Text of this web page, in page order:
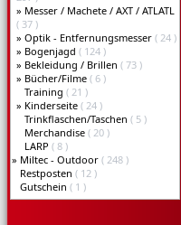
» Messer / Machete / AXT / ATLATL
( 37 )
» Optik - Entfernungsmesser ( 24 )
» Bogenjagd ( 124 )
» Bekleidung / Brillen ( 73 )
» Bücher/Filme ( 6 )
Training ( 21 )
» Kinderseite ( 24 )
Trinkflaschen/Taschen ( 5 )
Merchandise ( 20 )
LARP ( 8 )
» Miltec - Outdoor ( 248 )
Restposten ( 12 )
Gutschein ( 1 )